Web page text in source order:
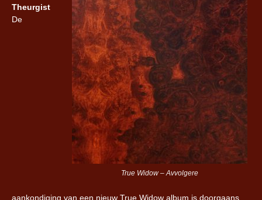
True Widow – Avvolgere
Theurgist
De
aankondiging van een nieuw True Widow album is doorgaans